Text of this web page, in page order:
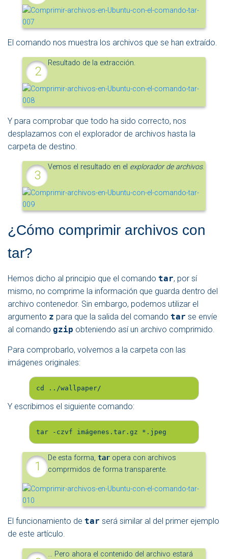
El comando nos muestra los archivos que se han extraído.
Resultado de la extracción.
Y para comprobar que todo ha sido correcto, nos
desplazamos con el explorador de archivos hasta la
carpeta de destino.
Vemos el resultado en el explorador de archivos.
¿Cómo comprimir archivos con
tar?
Hemos dicho al principio que el comando tar, por sí
mismo, no comprime la información que guarda dentro del
archivo contenedor. Sin embargo, podemos utilizar el
argumento z para que la salida del comando tar se envíe
al comando gzip obteniendo así un archivo comprimido.
Para comprobarlo, volvemos a la carpeta con las
imágenes originales:
cd ../wallpaper/
Y escribimos el siguiente comando:
tar -czvf imágenes.tar.gz *.jpeg
De esta forma,tar opera con archivos
comprmidos de forma transparente.
El funcionamiento de tar será similar al del primer ejemplo
de este artículo.
… Pero ahora el contenido del archivo estará